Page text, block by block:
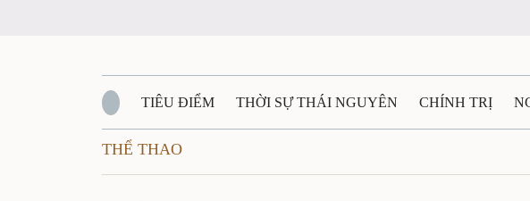
TIÊU ĐIỂM THỜI SỰ THÁI NGUYÊN CHÍNH TRỊ
QUỐC PHÒNG - AN NINH
THỂ THAO